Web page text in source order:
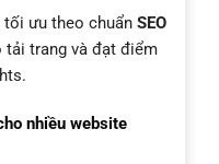
ưu theo chuẩn SEO
tải trang và đạt điểm
nhiều website